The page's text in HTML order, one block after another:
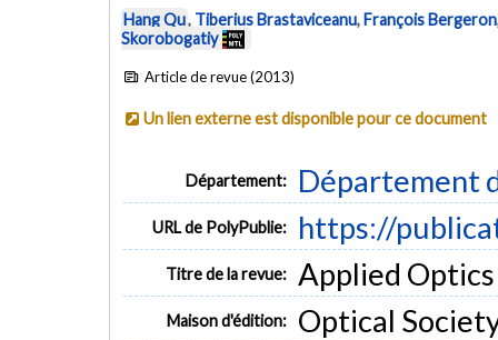
Hang Qu, Tiberius Brastaviceanu,François Bergeron
Skorobogatiy
Article de revue (2013)
Un lien externe est disponible pour ce document
Département: Département
URL de PolyPublie: https://
Titre de la revue: Applied
Maison d'édition: Optical